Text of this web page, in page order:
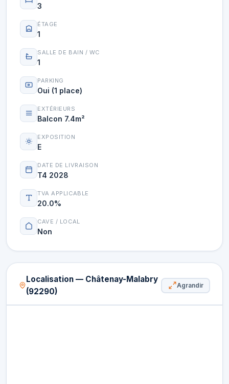
3
ÉTAGE
1
SALLE DE BAIN / WC
1
PARKING
Oui (1 place)
EXTÉRIEURS
Balcon 7.4m²
EXPOSITION
E
DATE DE LIVRAISON
T4 2028
TVA APPLICABLE
20.0%
CAVE / LOCAL
Non
Localisation — Châtenay-Malabry
(92290)
Agrandir